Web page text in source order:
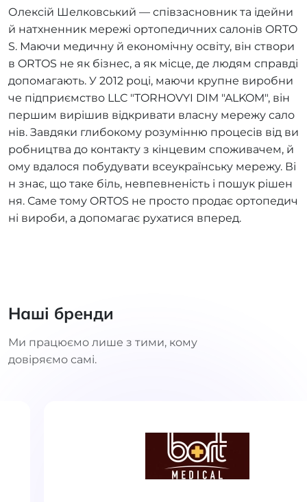
Олексій Шелковський — співзасновник та ідейни
й натхненник мережі ортопедичних салонів ORTO
S. Маючи медичну й економічну освіту, він створи
в ORTOS не як бізнес, а як місце, де людям справді
допомагають. У 2012 році, маючи крупне виробни
че підприємство LLC "TORHOVYI DIM "ALKOM", він
першим вирішив відкривати власну мережу сало
нів. Завдяки глибокому розумінню процесів від ви
робництва до контакту з кінцевим споживачем, й
ому вдалося побудувати всеукраїнську мережу. Ві
н знає, що таке біль, невпевненість і пошук рішен
ня. Саме тому ORTOS не просто продає ортопедич
ні вироби, а допомагає рухатися вперед.
Наші бренди
Ми працюємо лише з тими, кому
довіряємо самі.